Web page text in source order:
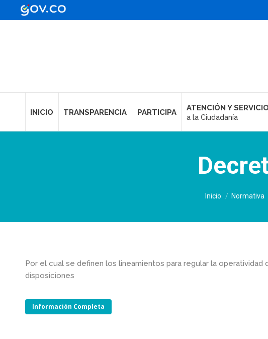
INICIO TRANSPARENCIA PARTICIPA ATENCIÓN Y
a la Ciudadanía
Inicio Normativa
Por el cual se definen los lineamientos para regular la
disposiciones
Información Completa